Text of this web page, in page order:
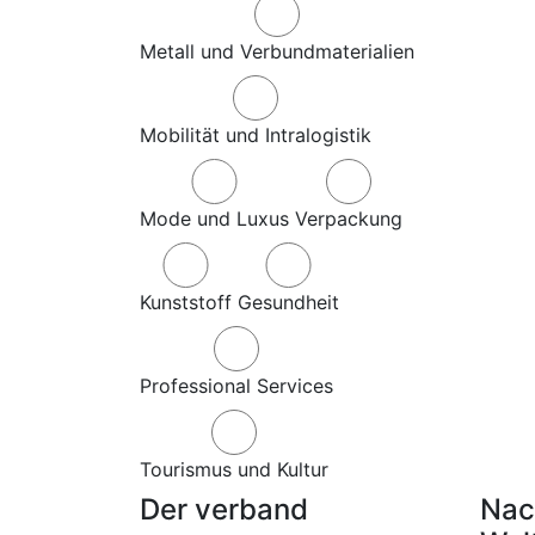
Metall und Verbundmaterialien
Mobilität und Intralogistik
Mode und Luxus Verpackung
Kunststoff Gesundheit
Professional Services
Tourismus und Kultur
Der verband